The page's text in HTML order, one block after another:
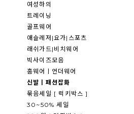
여성하의
트레이닝
골프웨어
애슬레저|요가|스포츠
래쉬가드|비치웨어
빅사이즈모음
홈웨어ㅣ언더웨어
신발ㅣ패션잡화
묶음세일 [ 럭키박스 ]
30~50% 세일